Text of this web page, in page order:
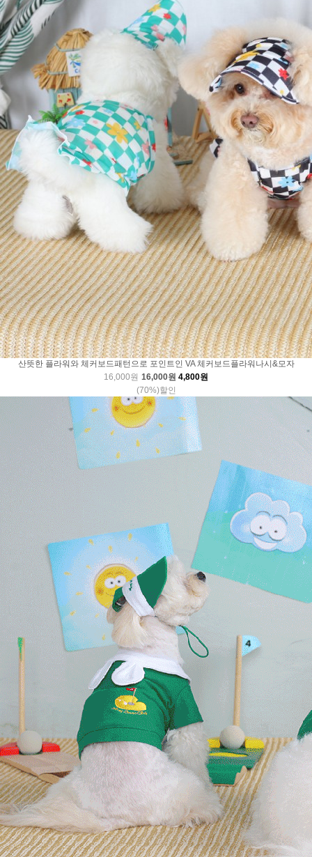
산뜻한 플라워와 체커보드패턴으로 포인트인 VA 체커보드플라워나시&모자
16,000원 16,000원 4,800원
(70%)할인